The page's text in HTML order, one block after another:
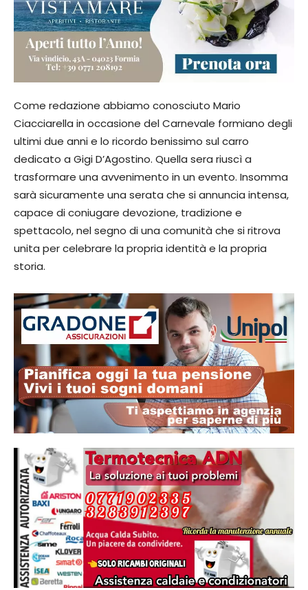
Come redazione abbiamo conosciuto Mario
Ciacciarella in occasione del Carnevale formiano degli
ultimi due anni e lo ricordo benissimo sul carro
dedicato a Gigi D’Agostino. Quella sera riuscì a
trasformare una avvenimento in un evento. Insomma
sarà sicuramente una serata che si annuncia intensa,
capace di coniugare devozione, tradizione e
spettacolo, nel segno di una comunità che si ritrova
unita per celebrare la propria identità e la propria
storia.